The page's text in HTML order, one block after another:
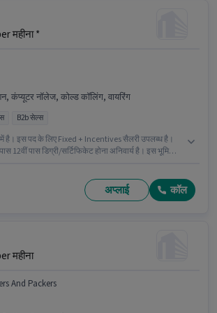
महीना *
कंप्यूटर नॉलेज, कोल्ड कॉलिंग, वायरिंग
B2b सेल्स
है। इस पद के लिए Fixed + Incentives सैलरी उपलब्ध है।
12वीं पास डिग्री/सर्टिफिकेट होना अनिवार्य है। इस भूमिका
1 - 6+ वर्षो वर्ष के अनुभव वाले के लिए उपयुक्त है। आप प्रति
अप्लाई कॉल
महीना
And Packers